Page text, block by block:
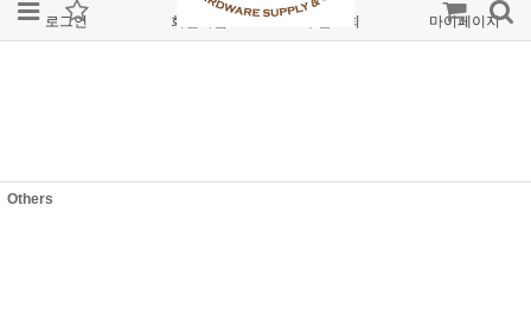
로그인 회원가입 주문조회 마이페이지
Others